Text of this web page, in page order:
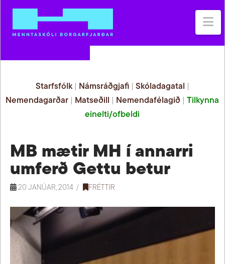
Starfsfólk| Námsráðgjafi| Skóladagatal
Nemendagarðar
Matseðill Nemendafélagið |Tilkynna
einelti/ofbeldi
MB mætir MH í annarri
umferð Gettu betur
20 JANÚAR, 2014 FRÉTTIR